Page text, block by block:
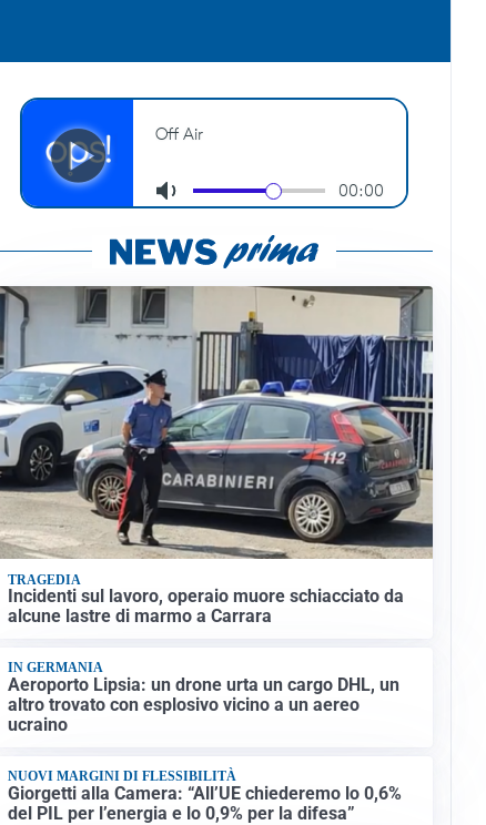
TRAGEDIA
Incidenti sul lavoro, operaio muore schiacciato da
alcune lastre di marmo a Carrara
IN GERMANIA
Aeroporto Lipsia: un drone urta un cargo DHL, un
altro trovato con esplosivo vicino a un aereo
ucraino
NUOVI MARGINI DI FLESSIBILITÀ
Giorgetti alla Camera: “All’UE chiederemo lo 0,6%
del PIL per l’energia e lo 0,9% per la difesa”